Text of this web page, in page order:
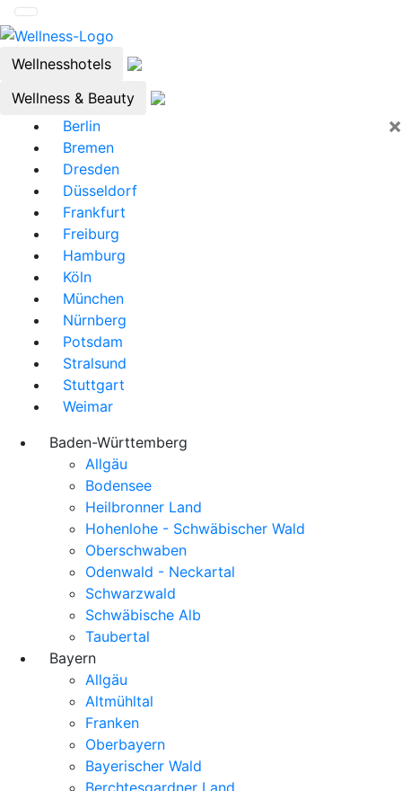
Wellnesshotels
Wellness & Beauty
×
Berlin
Bremen
Dresden
Düsseldorf
Frankfurt
Freiburg
Hamburg
Köln
München
Nürnberg
Potsdam
Stralsund
Stuttgart
Weimar
Baden-Württemberg
Allgäu
Bodensee
Heilbronner Land
Hohenlohe - Schwäbischer Wald
Oberschwaben
Odenwald - Neckartal
Schwarzwald
Schwäbische Alb
Taubertal
Bayern
Allgäu
Altmühltal
Franken
Oberbayern
Bayerischer Wald
Berchtesgardner Land